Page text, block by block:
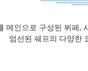
메인으로 구성된 뷔페,
엄선된 쉐프의 다양한